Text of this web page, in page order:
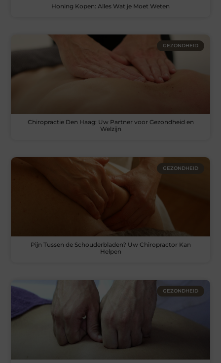
Honing Kopen: Alles Wat je Moet Weten
GEZONDHEID
Chiropractie Den Haag: Uw Partner voor Gezondheid en
Welzijn
GEZONDHEID
Pijn Tussen de Schouderbladen? Uw Chiropractor Kan
Helpen
GEZONDHEID